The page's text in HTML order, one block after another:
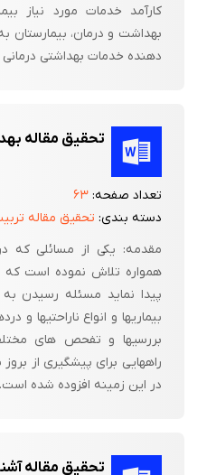
کارآمد خدمات مورد نیاز
بهداشت و درمان، بیمارستان
دهنده خدمات بهداشتی
تحقیق مقاله
تعداد صفحه:۶۳
دسته بندی: تحقیق مقاله
مقدمه: یکی از مسائلی که
همواره تلاش نموده است که
پیدا نماید مسئله رسیدن
بیماریها و انواع ناراحتیها و
بررسیها و تفحص های
راههایی برای پیشگیری از
در این زمینه افزوده شده
تحقیق مقاله